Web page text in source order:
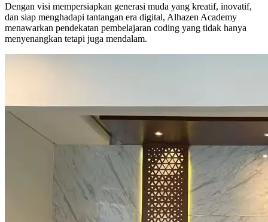
Dengan visi mempersiapkan generasi muda yang kreatif, inovatif,
dan siap menghadapi tantangan era digital, Alhazen Academy
menawarkan pendekatan pembelajaran coding yang tidak hanya
menyenangkan tetapi juga mendalam.